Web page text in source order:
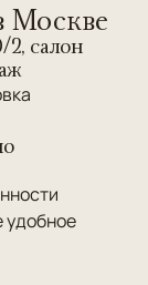
Москве
2, салон
удобное